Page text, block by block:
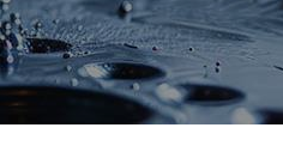
ベル
連仕様
ロン業界
テ
基
ト
（-
縮式エア
クト
LT-
食性